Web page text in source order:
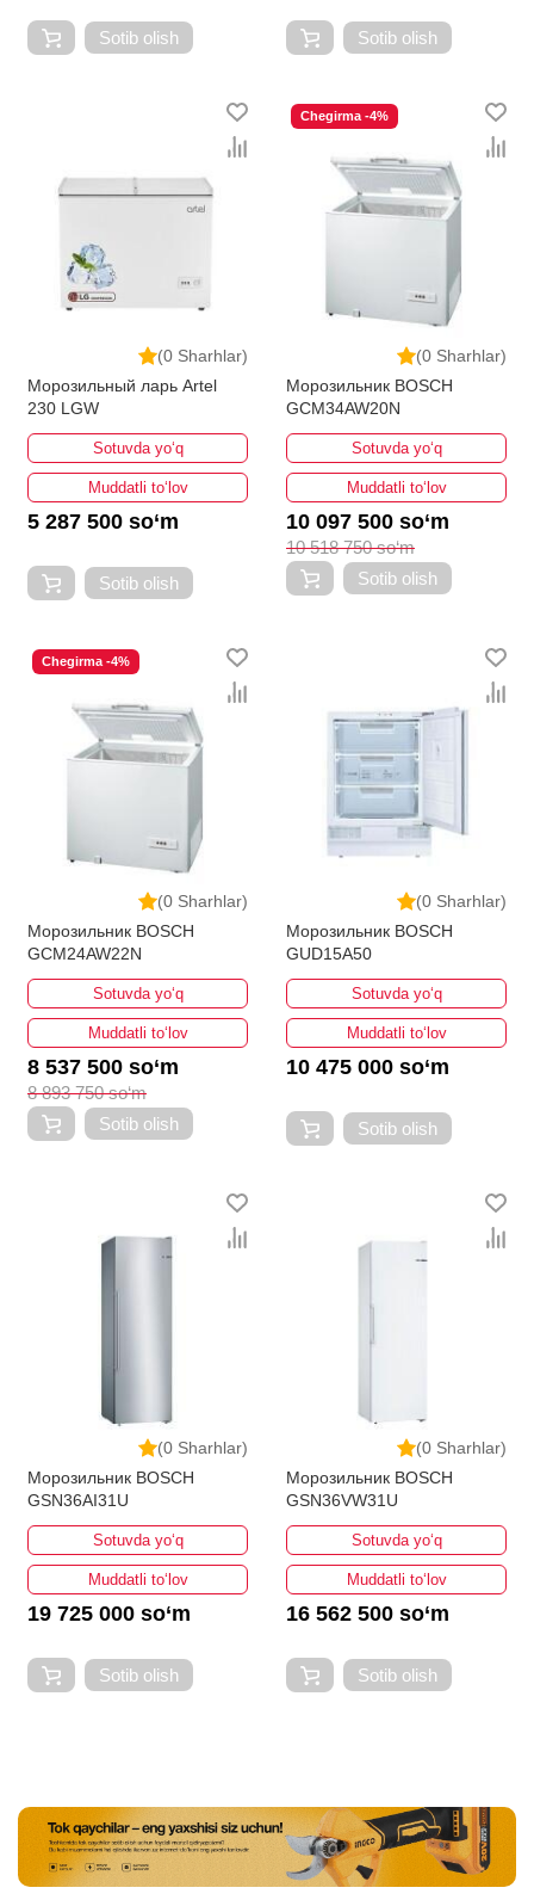
Sotib olish Sotib olish
(0 Sharhlar)
Морозильный ларь Artel
230 LGW
Sotuvda yo‘q
Muddatli to‘lov
5 287 500 so‘m
Sotib olish
(0 Sharhlar)
Chegirma -4%
Морозильник BOSCH
GCM34AW20N
Sotuvda yo‘q
Muddatli to‘lov
10 097 500 so‘m
10 518 750 so‘m
Sotib olish
(0 Sharhlar)
Chegirma -4%
Морозильник BOSCH
GCM24AW22N
Sotuvda yo‘q
Muddatli to‘lov
8 537 500 so‘m
8 893 750 so‘m
Sotib olish
(0 Sharhlar)
Морозильник BOSCH
GUD15A50
Sotuvda yo‘q
Muddatli to‘lov
10 475 000 so‘m
Sotib olish
(0 Sharhlar)
Морозильник BOSCH
GSN36AI31U
Sotuvda yo‘q
Muddatli to‘lov
19 725 000 so‘m
Sotib olish
(0 Sharhlar)
Морозильник BOSCH
GSN36VW31U
Sotuvda yo‘q
Muddatli to‘lov
16 562 500 so‘m
Sotib olish